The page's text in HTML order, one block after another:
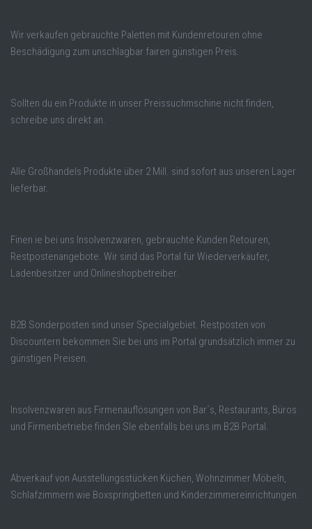
Wir verkaufen gebrauchte Paletten mit Kundenretouren ohne
Beschädigung zum unschlagbar fairen günstigen Preis.
Sollten du ein Produkte in unser Preissuchmschine nicht finden,
schreibe uns direkt an.
Alle Großhandels Produkte über 2 Mill. sind sofort aus unseren Lager
lieferbar.
Finen ie bei uns Insolvenzwaren, gebrauchte Kunden Retouren,
Restpostenangebote. Wir sind das Portal für Wiederverkäufer,
Ladenbesitzer und Onlineshopbetreiber.
B2B Sonderposten sind unser Specialgebiet. Restposten von
Discountern bekommen Sie bei uns im Portal grundsätzlich immer zu
günstigen Preisen.
Insolvenzwaren aus Firmenauflösungen von Bar´s, Restaurants, Büros
und Firmenbetriebe finden SIe ebenfalls bei uns im B2B Portal.
Abverkauf von Ausstellungsstücken Küchen, Wohnzimmer Möbeln,
Schlafzimmern wie Boxspringbetten und Kinderzimmereinrichtungen.